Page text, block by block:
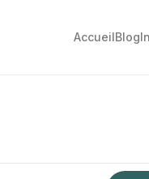
AccueilBlog